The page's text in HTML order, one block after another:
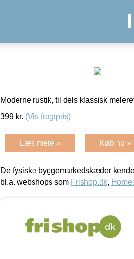
Moderne rustik, til dels klassisk
399 kr. (Vis fragtpris)
Læs mere » Køb nu »
De fysiske byggemarkedskæder
bl.a. webshops som Frishop.dk,